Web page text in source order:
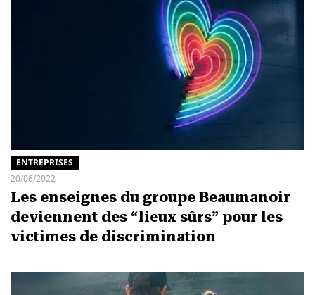
ENTREPRISES
20/06/2022
Les enseignes du groupe Beaumanoir
deviennent des “lieux sûrs” pour les
victimes de discrimination